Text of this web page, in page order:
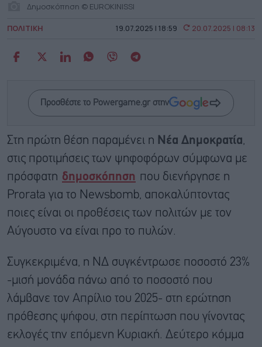
Δημοσκόπηση © EUROKINISSI
ΠΟΛΙΤΙΚΗ 19.07.2025 | 18:59 20.07.2025 | 08:13
Προσθέστε το Powergame.gr στην
Στη πρώτη θέση παραμένει η Νέα Δημοκρατία,
στις προτιμήσεις των ψηφοφόρων σύμφωνα με
πρόσφατη δημοσκόπηση που διενήργησε η
Prorata για το Newsbomb, αποκαλύπτοντας
ποιες είναι οι προθέσεις των πολιτών με τον
Αύγουστο να είναι προ το πυλών.
Συγκεκριμένα, η ΝΔ συγκέντρωσε ποσοστό 23%
-μισή μονάδα πάνω από το ποσοστό που
λάμβανε τον Απρίλιο του 2025- στη ερώτηση
πρόθεσης ψήφου, στη περίπτωση που γίνοντας
εκλογές την επόμενη Κυριακή. Δεύτερο κόμμα